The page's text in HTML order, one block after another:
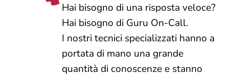
Hai bisogno di una risposta veloce?
Hai bisogno di Guru On-Call.
I nostri tecnici specializzati hanno a
portata di mano una grande
quantità di conoscenze e stanno